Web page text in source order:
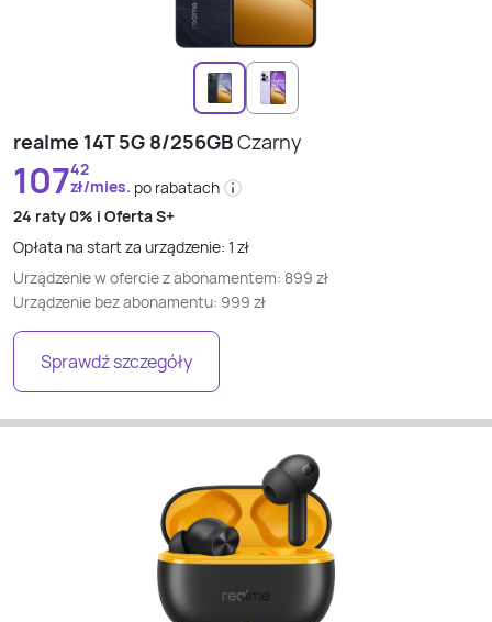
realme 14T 5G 8/256GBCzarny
10742
zł/mies. po rabatach
24 raty 0% i Oferta S+
Opłata na start za urządzenie: 1 zł
Urządzenie w ofercie z abonamentem: 899 zł
Urządzenie bez abonamentu: 999 zł
Sprawdź szczegóły